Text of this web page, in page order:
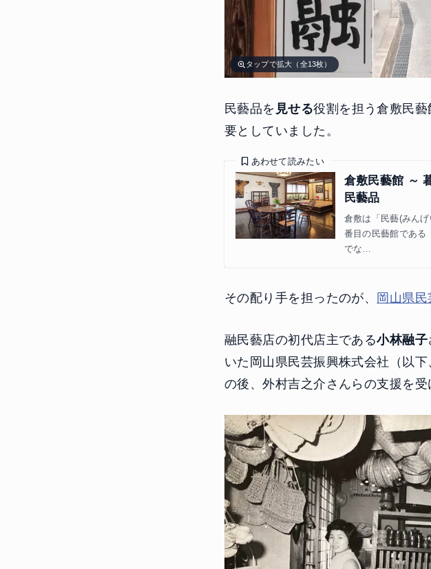
タップで拡大（全13枚）
民藝品を 見せる役割を担う倉敷民
要としていました。
倉敷民藝館 ～
民藝品
倉敷は「民藝(みん
番目の民藝館である
でな…
あわせて読みたい
その配り手を担ったのが、 岡山県
融民藝店の初代店主である小林融子
いた岡山県民芸振興株式会社（以
の後、外村吉之介さんらの支援を